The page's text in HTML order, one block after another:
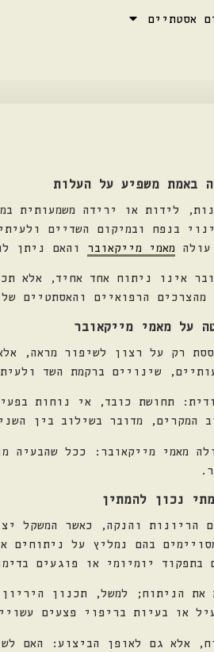
אסטתיים
באמת משפיע על העלות
לידות או ירידה משמעותית
בנפח ובמיקום השדיים
מאמי מייקאובר והאם ניתן
אינו ניתוח אחד אחיד, אלא
הרפואיים והאסתטיים
על מאמי מייקאובר
רק על רצון לשיפור מראה,
שינויים ברקמת השד
תחושת כובד, אי נוחות
המקרים, מדובר בשילוב בין
מאמי מייקאובר: ככל שהבעיה
נכון להמתין
הריונות והנקה, כאשר המשקל
בהם נמליץ על
בתפקוד יומיומי או פוגעים
הניתוח; למשל, תכנון
או בעיות בריפוי פצעים
אלא גם לאופן הביצוע: האם